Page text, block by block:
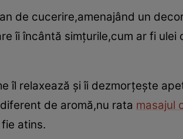
de cucerire,amenajând un
îi încântă simţurile,cum ar fi
îl relaxează şi îi dezmorţeşte
de aromă,nu rata masajul
atins.